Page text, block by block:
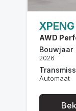
AWD
Bouwjaar
2026
Automaat